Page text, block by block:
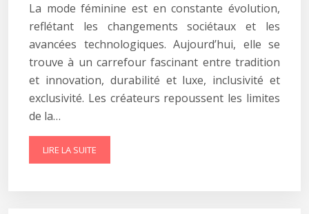
La mode féminine est en constante évolution,
reflétant les changements sociétaux et les
avancées technologiques. Aujourd’hui, elle se
trouve à un carrefour fascinant entre tradition
et innovation, durabilité et luxe, inclusivité et
exclusivité. Les créateurs repoussent les limites
de la…
LIRE LA SUITE